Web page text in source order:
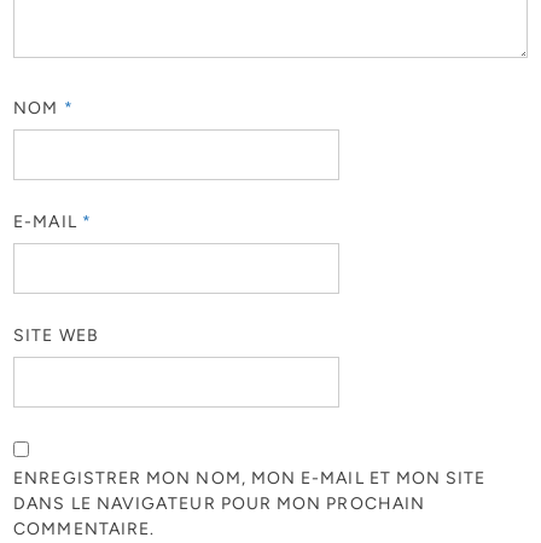
NOM *
E-MAIL *
SITE WEB
ENREGISTRER MON NOM, MON E-MAIL ET MON SITE
DANS LE NAVIGATEUR POUR MON PROCHAIN
COMMENTAIRE.